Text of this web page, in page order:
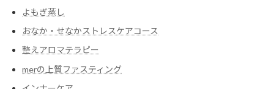
よもぎ蒸し
おなか・せなかストレスケアコース
整えアロマテラピー
merの上質ファスティング